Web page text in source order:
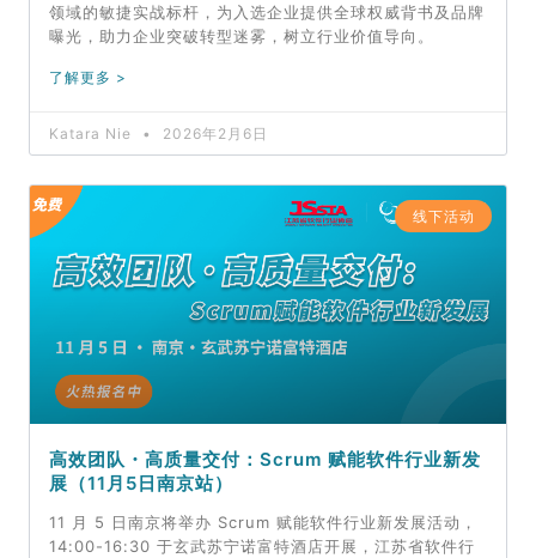
领域的敏捷实战标杆，为入选企业提供全球权威背书及品牌
曝光，助力企业突破转型迷雾，树立行业价值导向。
了解更多 >
Katara Nie 2026年2月6日
线下活动
高效团队・高质量交付：Scrum 赋能软件行业新发
展（11月5日南京站）
11 月 5 日南京将举办 Scrum 赋能软件行业新发展活动，
14:00-16:30 于玄武苏宁诺富特酒店开展，江苏省软件行